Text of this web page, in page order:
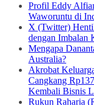
Profil Eddy
Waworuntu di
X (Twitter)
dengan Imbalan
Mengapa
Australia?
Akrobat
Cangkang
Kembali Bisnis
Rukun Raharja